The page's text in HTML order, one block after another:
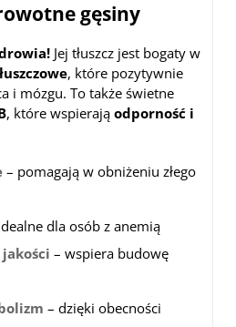
gęsiny
Jej tłuszcz jest bogaty w
, które pozytywnie
i mózgu. To także świetne
, które wspierają odporność i
– pomagają w obniżeniu złego
dla osób z anemią
– wspiera budowę
– dzięki obecności